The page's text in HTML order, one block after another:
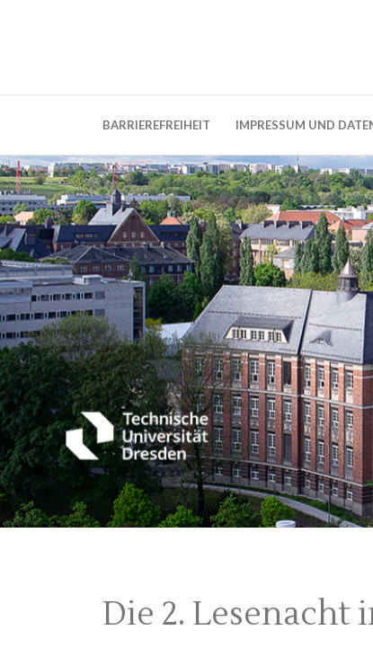
BARRIEREFREIHEIT IMPRESSUM UND
Die 2. Lesenacht